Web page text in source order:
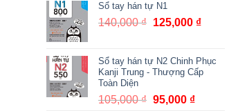
Sổ tay hán tự N1
140,000₫ Giá
140,000 ₫.
125,000 ₫Giá
là:
Sổ tay hán tự N2 Chinh Phục
Kanji Trung - Thượng Cấp
Toàn Diện
105,000₫ Giá
95,000 ₫Giá